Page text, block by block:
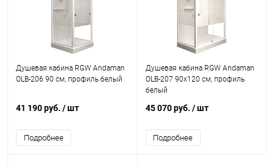
Душевая кабина RGW Andaman
OLB-206 90 см, профиль белый
41 190 руб. / шт
Подробнее
Душевая кабина RGW Andaman
OLB-207 90x120 см, профиль
белый
45 070 руб. / шт
Подробнее